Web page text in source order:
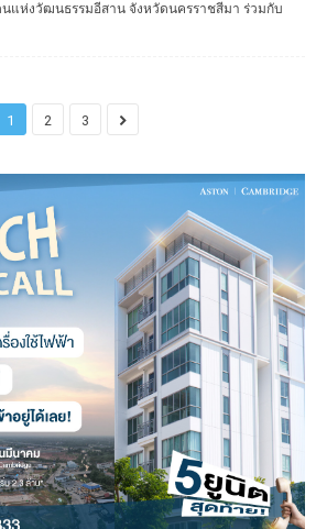
แห่งวัฒนธรรมอีสาน จังหวัดนครราชสีมา ร่วมกับ
1 2 3